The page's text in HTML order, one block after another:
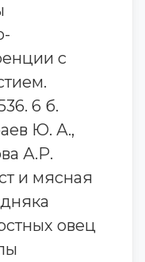
с
6 б.
Ю. А.,
А.Р.
и мясная
овец